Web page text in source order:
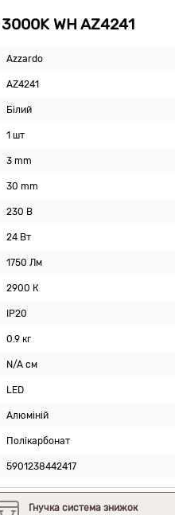
WH AZ4241
Azzardo
AZ4241
Білий
1 шт
3 mm
30 mm
230 В
24 Вт
1750 Лм
2900 К
IP20
0.9 кг
N/A см
LED
Алюміній
Полікарбонат
5901238442417
Гнучка система знижок